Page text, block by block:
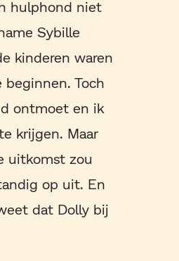
hulphond niet
Sybille
kinderen waren
Toch
ontmoet en ik
krijgen. Maar
uitkomst zou
op uit. En
dat Dolly bij